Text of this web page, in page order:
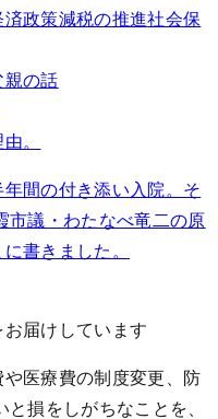
済政策減税の推進社会保
親の話
。
間の付き添い入院。そ
市議・わたなべ竜二の原
書きました。
届けしています
医療費の制度変更、防
損をしがちなことを、